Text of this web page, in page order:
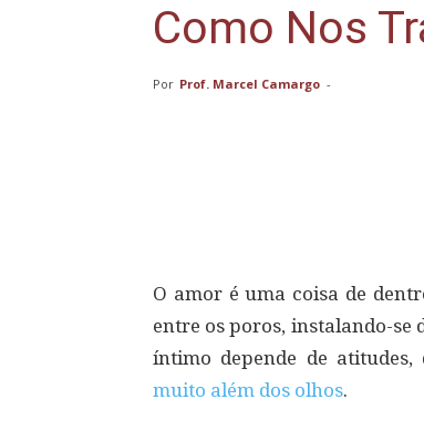
Como Nos
Por Prof. Marcel Camargo -
O amor é uma coisa de
entre os poros, instalando-se
íntimo depende de
muito além dos olhos.